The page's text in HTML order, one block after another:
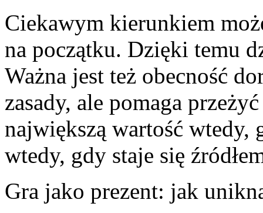
Ciekawym kierunkiem
na początku. Dzięki temu
Ważna jest też obecność
zasady, ale pomaga
największą wartość wtedy,
wtedy, gdy staje się
Gra jako prezent: jak